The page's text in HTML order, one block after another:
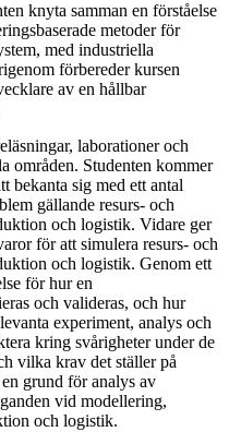
knyta samman en förståelse
metoder för
med industriella
förbereder kursen
av en hållbar
laborationer och
områden. Studenten kommer
bekanta sig med ett antal
gällande resurs- och
och logistik. Vidare ger
för att simulera resurs- och
och logistik. Genom ett
för hur en
och valideras, och hur
experiment, analys och
kring svårigheter under de
vilka krav det ställer på
grund för analys av
vid modellering,
och logistik.